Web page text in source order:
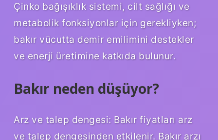
Çinko bağışıklık sistemi, cilt sağlığı ve
metabolik fonksiyonlar için gerekliyken;
bakır vücutta demir emilimini destekler
ve enerji üretimine katkıda bulunur.
Bakır neden düşüyor?
Arz ve talep dengesi: Bakır fiyatları arz
ve talep dengesinden etkilenir. Bakır arzı